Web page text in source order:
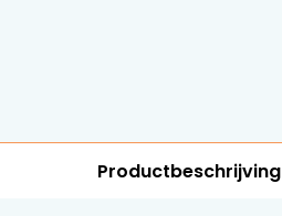
Productbeschrijving